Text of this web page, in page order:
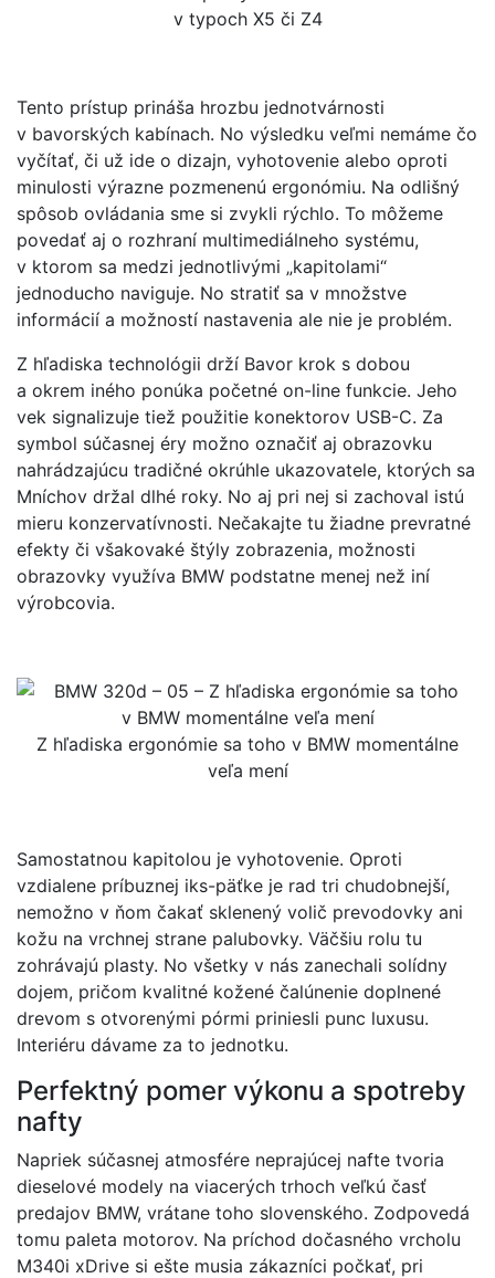
v typoch X5 či Z4
Tento prístup prináša hrozbu jednotvárnosti
v bavorských kabínach. No výsledku veľmi nemáme čo
vyčítať, či už ide o dizajn, vyhotovenie alebo oproti
minulosti výrazne pozmenenú ergonómiu. Na odlišný
spôsob ovládania sme si zvykli rýchlo. To môžeme
povedať aj o rozhraní multimediálneho systému,
v ktorom sa medzi jednotlivými „kapitolami“
jednoducho naviguje. No stratiť sa v množstve
informácií a možností nastavenia ale nie je problém.
Z hľadiska technológii drží Bavor krok s dobou
a okrem iného ponúka početné on-line funkcie. Jeho
vek signalizuje tiež použitie konektorov USB-C. Za
symbol súčasnej éry možno označiť aj obrazovku
nahrádzajúcu tradičné okrúhle ukazovatele, ktorých sa
Mníchov držal dlhé roky. No aj pri nej si zachoval istú
mieru konzervatívnosti. Nečakajte tu žiadne prevratné
efekty či všakovaké štýly zobrazenia, možnosti
obrazovky využíva BMW podstatne menej než iní
výrobcovia.
Z hľadiska ergonómie sa toho v BMW momentálne
veľa mení
Samostatnou kapitolou je vyhotovenie. Oproti
vzdialene príbuznej iks-päťke je rad tri chudobnejší,
nemožno v ňom čakať sklenený volič prevodovky ani
kožu na vrchnej strane palubovky. Väčšiu rolu tu
zohrávajú plasty. No všetky v nás zanechali solídny
dojem, pričom kvalitné kožené čalúnenie doplnené
drevom s otvorenými pórmi priniesli punc luxusu.
Interiéru dávame za to jednotku.
Perfektný pomer výkonu a spotreby
nafty
Napriek súčasnej atmosfére neprajúcej nafte tvoria
dieselové modely na viacerých trhoch veľkú časť
predajov BMW, vrátane toho slovenského. Zodpovedá
tomu paleta motorov. Na príchod dočasného vrcholu
M340i xDrive si ešte musia zákazníci počkať, pri